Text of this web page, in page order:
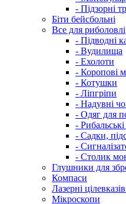
- Підзорні
Біти бейсбольні
Все для риболовлі
- Підводні
- Вудилища
- Ехолоти
- Коропові
- Котушки
- Ліпгріпи
- Надувні
- Одяг для
-
- Садки,
-
- Столик
Глушники для
Компаси
Лазерні
Мікроскопи